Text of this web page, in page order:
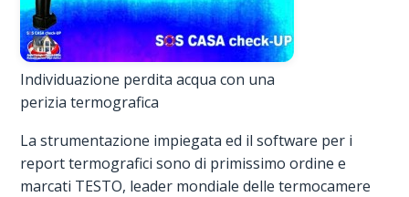
Individuazione perdita acqua con una
perizia termografica
La strumentazione impiegata ed il software per i
report termografici sono di primissimo ordine e
marcati TESTO, leader mondiale delle termocamere